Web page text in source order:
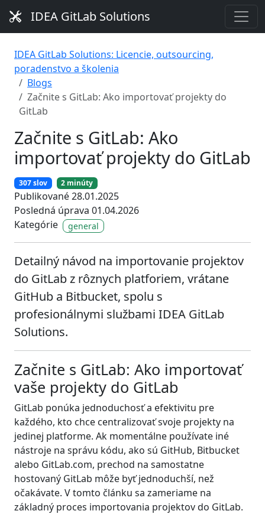
IDEA GitLab Solutions
IDEA GitLab Solutions: Licencie, outsourcing,
poradenstvo a školenia
Blogs
Začnite s GitLab: Ako importovať projekty do
GitLab
Začnite s GitLab: Ako
importovať projekty do GitLab
307 slov 2 minúty
Publikované 28.01.2025
Posledná úprava 01.04.2026
Kategórie
general
Detailný návod na importovanie projektov
do GitLab z rôznych platforiem, vrátane
GitHub a Bitbucket, spolu s
profesionálnymi službami IDEA GitLab
Solutions.
Začnite s GitLab: Ako importovať
vaše projekty do GitLab
GitLab ponúka jednoduchosť a efektivitu pre
každého, kto chce centralizovať svoje projekty na
jedinej platforme. Ak momentálne používate iné
nástroje na správu kódu, ako sú GitHub, Bitbucket
alebo GitLab.com, prechod na samostatne
hostovaný GitLab môže byť jednoduchší, než
očakávate. V tomto článku sa zameriame na
základný proces importovania projektov do GitLab.